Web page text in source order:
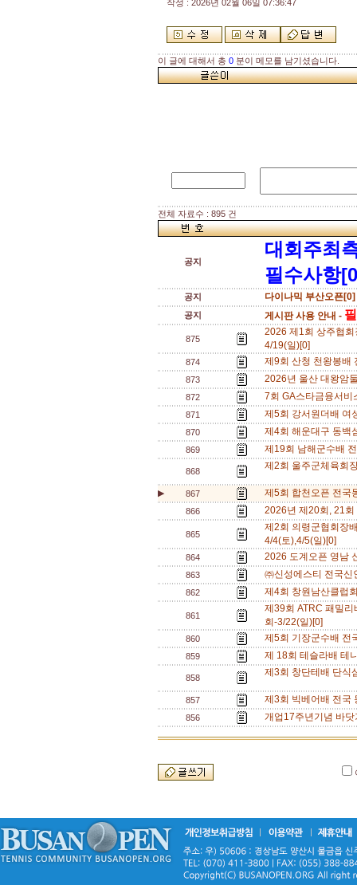
작성 : 2026년 02월 06일 07:36:47
이 글에 대해서 총 0 분이 메모를 남기셨습니다.
전체 자료수 : 895 건
공지
대회주최
필수사항
공지 다이나믹 부산오픈[0]
공지 게시판 사용 안내 -
875
2026 제1회 상주협
4/19(일)[0]
874 제9회 산청 천왕봉배
873 2026년 울산 대왕암
872 7회 GA스타금융서
871 제5회 강서원더배
870 제4회 해운대구 동백
869 제19회 남해군수배
868 제2회 울주군체육회
▶ 867 제5회 합천오픈 전국
866 2026년 제20회, 21
865
제2회 의령군협회장
4/4(토),4/5(일)[0]
864 2026 도계오픈 영남
863 ㈜신성에스티 전국
862 제4회 창원남산클럽
861
제39회 ATRC 패밀
회-3/22(일)[0]
860 제5회 기장군수배 전
859 제 18회 테슬라배 테
858 제3회 창단테배 단식
857 제3회 빅베어배 전국
856 개업17주년기념 바